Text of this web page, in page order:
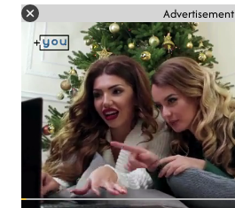
Advertisement